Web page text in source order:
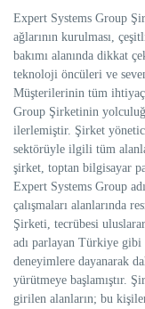
Expert Systems Group
ağlarının kurulması,
bakımı alanında dikkat
teknoloji öncüleri ve
Müşterilerinin tüm
Group Şirketinin
ilerlemiştir. Şirket
sektörüyle ilgili tüm
şirket, toptan bilgisayar
Expert Systems Group
çalışmaları alanlarında
Şirketi, tecrübesi
adı parlayan Türkiye gibi
deneyimlere dayanarak
yürütmeye başlamıştır.
girilen alanların; bu